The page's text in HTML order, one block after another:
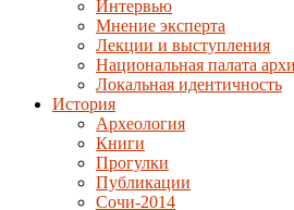
Интервью
Мнение эксперта
Лекции и выступления
Национальная палата
Локальная идентичность
История
Археология
Книги
Прогулки
Публикации
Сочи-2014